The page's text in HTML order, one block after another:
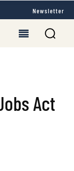
Newsletter
Act